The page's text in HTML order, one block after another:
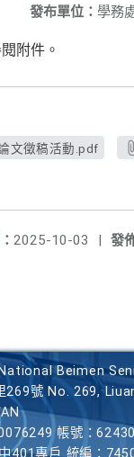
發布單位： 學務
附件。
文徵稿活動.pdf
發
2025-10-03
|
Beimen
269號 No. 269,
帳號：
401專戶 統編：